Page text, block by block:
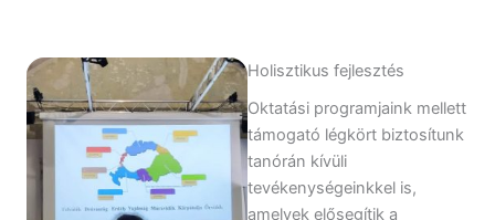
Holisztikus fejlesztés
Oktatási programjaink mellett
támogató légkört biztosítunk
tanórán kívüli
tevékenységeinkkel is,
amelyek elősegítik a